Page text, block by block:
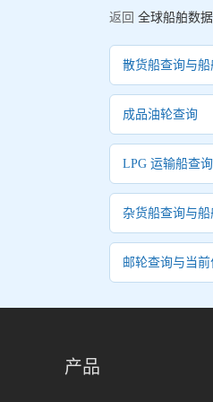
返回 全球船舶数
散货船查询与
成品油轮查询
LPG 运输船查询
杂货船查询与
邮轮查询与当前
产品